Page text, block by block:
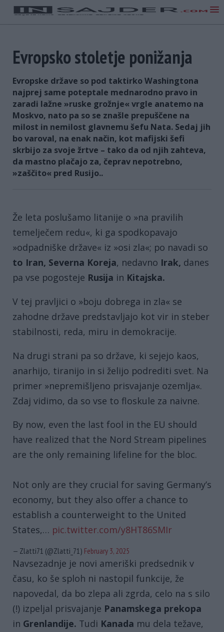
Evropsko stoletje ponižanja
Evropske države so pod taktirko Washingtona
najprej same poteptale mednarodno pravo in
zaradi lažne »ruske grožnje« vrgle anatemo na
Moskvo, nato pa so se znašle prepuščene na
milost in nemilost glavnemu šefu Nata. Sedaj jih
bo varoval, na enak način, kot mafijski šefi
skrbijo za svoje žrtve – tako da od njih zahteva,
da mastno plačajo za, čeprav nepotrebno,
»zaščito« pred Rusijo..
Že leta poslušamo litanije o »na pravilih
temelječem redu«, ki ga spodkopavajo
»odpadniške države« iz »osi zla«; po navadi so
to Iran, Severna Koreja, nedavno Irak, danes
pa vse pogosteje Rusija in Kitajska.
V tej pravljici o »boju dobrega in zla« se
zahodne države predstavljajo kot vir in steber
stabilnosti, reda, miru in demokracije.
Na drugi strani pa so države, ki sejejo kaos,
anarhijo, tiranijo in si želijo podrediti svet. Na
primer »nepremišljeno prisvajanje ozemlja«.
Zdaj vidimo, da so vse to floskule za naivne.
By now, even the last fool in the EU should
have realized that the Nord Stream pipelines
are the only remaining lifeline for the bloc.
Not only are they crucial for saving Germany’s
economy, but they also offer a chance to
establish a counterweight to the United
States,… pic.twitter.com/y8HT86SMIr
— Zlatti71 (@Zlatti_71) February 3, 2025
Navsezadnje je novi ameriški predsednik v
času, ko še sploh ni nastopil funkcije, že
napovedal, da bo zlepa ali zgrda, celo na s silo
(!) izpeljal prisvajanje Panamskega prekopa
in Grenlandije. Tudi Kanada mu dela težave,